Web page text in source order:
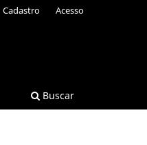
Buscar
Cadastro Acesso